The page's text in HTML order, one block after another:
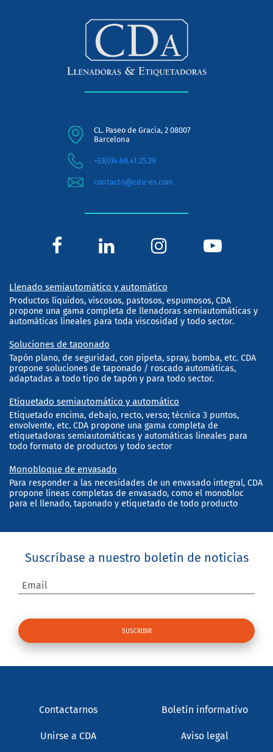
CL. Paseo de Gracia, 2 08007
Barcelona
+33(0)4.68.41.25.29
contacto@cda-es.com
Llenado semiautomático y automático
Productos líquidos, viscosos, pastosos, espumosos, CDA
propone una gama completa de llenadoras semiautomáticas y
automáticas lineales para toda viscosidad y todo sector.
Soluciones de taponado
Tapón plano, de seguridad, con pipeta, spray, bomba, etc. CDA
propone soluciones de taponado / roscado automáticas,
adaptadas a todo tipo de tapón y para todo sector.
Etiquetado semiautomático y automático
Etiquetado encima, debajo, recto, verso; técnica 3 puntos,
envolvente, etc. CDA propone una gama completa de
etiquetadoras semiautomáticas y automáticas lineales para
todo formato de productos y todo sector
Monobloque de envasado
Para responder a las necesidades de un envasado integral, CDA
propone líneas completas de envasado, como el monobloc
para el llenado, taponado y etiquetado de todo producto
Suscríbase a nuestro boletín de noticias
Email
Contactarnos Boletín informativo
Unirse a CDA Aviso legal